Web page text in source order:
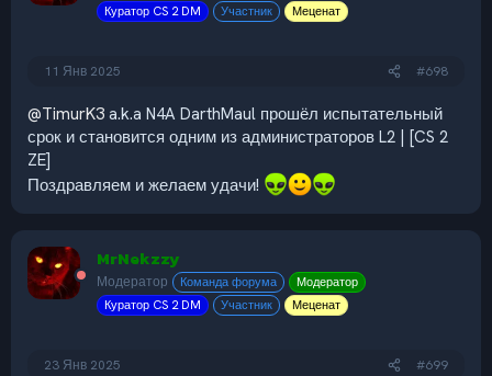
Куратор CS 2 DM
Участник Меценат
11 Янв 2025 #698
@TimurK3 a.k.a N4A DarthMaul прошёл испытательный
срок и становится одним из администраторов L2 | [CS 2
ZE]
Поздравляем и желаем удачи!
MrNekzzy
Модератор Команда форума
Модератор
Куратор CS 2 DM
Участник Меценат
23 Янв 2025 #699